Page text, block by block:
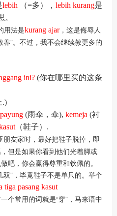
lebih （=多）， lebih kurang是
用法是kurang ajar，这是侮辱人
”。不过，我不会继续教更多的
ini? (你在哪里买的这条
.)
payung (雨伞，伞), kemeja (衬
（鞋子） .
朋友家时，最好把鞋子脱掉，即
但是如果你看到他们光着脚或
吧，你会赢得尊重和钦佩的。
”，毕竟鞋子不是单只的。举个
tiga pasang kasut
个常用的词就是“穿”，马来语中